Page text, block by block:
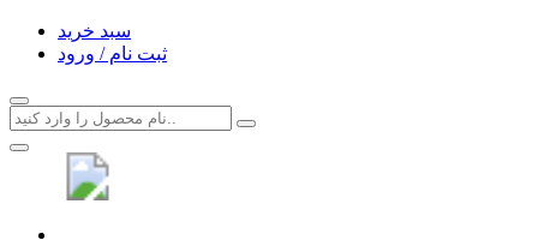
سبد خرید
ثبت نام / ورود